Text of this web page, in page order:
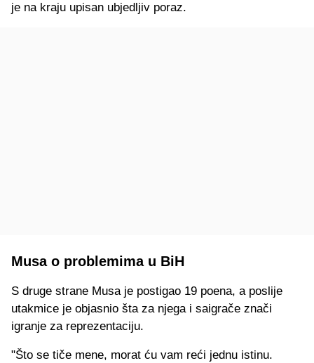
je na kraju upisan ubjedljiv poraz.
Musa o problemima u BiH
S druge strane Musa je postigao 19 poena, a poslije
utakmice je objasnio šta za njega i saigrače znači
igranje za reprezentaciju.
"Što se tiče mene, morat ću vam reći jednu istinu.